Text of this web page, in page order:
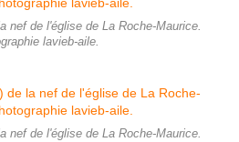
nef de l'église de La Roche-Maurice.
lavieb-aile.
nef de l'église de La Roche-Maurice.